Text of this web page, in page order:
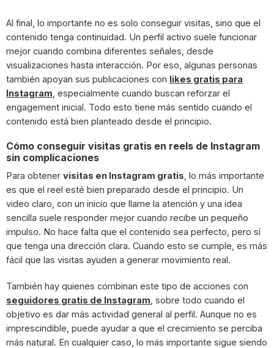
Al final, lo importante no es solo conseguir visitas, sino que el
contenido tenga continuidad. Un perfil activo suele funcionar
mejor cuando combina diferentes señales, desde
visualizaciones hasta interacción. Por eso, algunas personas
también apoyan sus publicaciones con likes gratis para
Instagram , especialmente cuando buscan reforzar el
engagement inicial. Todo esto tiene más sentido cuando el
contenido está bien planteado desde el principio.
Cómo conseguir visitas gratis en reels de Instagram
sin complicaciones
Para obtener visitas en Instagram gratis , lo más importante
es que el reel esté bien preparado desde el principio. Un
video claro, con un inicio que llame la atención y una idea
sencilla suele responder mejor cuando recibe un pequeño
impulso. No hace falta que el contenido sea perfecto, pero sí
que tenga una dirección clara. Cuando esto se cumple, es más
fácil que las visitas ayuden a generar movimiento real.
También hay quienes combinan este tipo de acciones con
seguidores gratis de Instagram , sobre todo cuando el
objetivo es dar más actividad general al perfil. Aunque no es
imprescindible, puede ayudar a que el crecimiento se perciba
más natural. En cualquier caso, lo más importante sigue siendo